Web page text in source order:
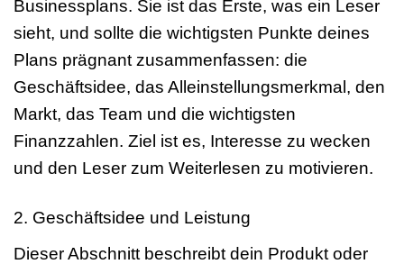
Businessplans. Sie ist das Erste, was ein Leser
sieht, und sollte die wichtigsten Punkte deines
Plans prägnant zusammenfassen: die
Geschäftsidee, das Alleinstellungsmerkmal, den
Markt, das Team und die wichtigsten
Finanzzahlen. Ziel ist es, Interesse zu wecken
und den Leser zum Weiterlesen zu motivieren.
2. Geschäftsidee und Leistung
Dieser Abschnitt beschreibt dein Produkt oder